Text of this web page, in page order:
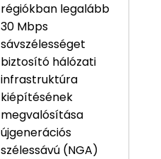
régiókban legalább
30 Mbps
sávszélességet
biztosító hálózati
infrastruktúra
kiépítésének
megvalósítása
újgenerációs
szélessávú (NGA)